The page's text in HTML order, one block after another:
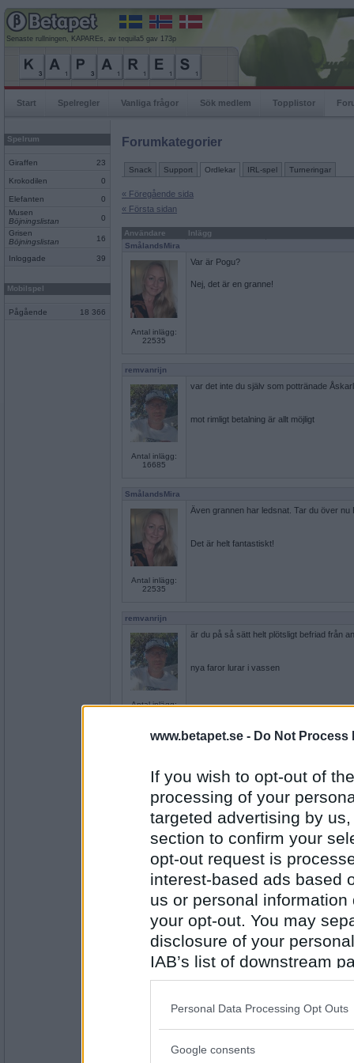
www.betapet.se - Do Not Process
If you wish to opt-out of
processing of your
targeted advertising by
section to confirm your
opt-out request is
interest-based ads based
us or personal
your opt-out. You may
disclosure of your
IAB’s list of downstream
also be disclosed by us
Downstream Participants
Please note that this
Personal Data Processing Opt Outs
Google consents
Senaste rullningen, KAPAREs, av tequila5 gav 173p
Start Spelregler Vanliga frågor Sök medlem Topplistor
Spelrum
Giraffen 23
Krokodilen 0
Elefanten
0
Musen
Böjningslistan
0
Grisen
Böjningslistan
16
Inloggade 39
Mobilspel
Pågående 18 366
Forumkategorier
Snack Support Ordlekar IRL-spel Turneringar
« Föregående sida
« Första sidan
Användare
Inlägg
SmålandsMira
Antal inlägg:
22535
Var är Pogu?
Nej, det är en granne!
remvanrijn
Antal inlägg:
16685
var det inte du själv som pottränade
mot rimligt betalning är allt möjligt
SmålandsMira
Antal inlägg:
22535
Även grannen har ledsnat. Tar du över nu
Det är helt fantastiskt!
remvanrijn
Antal inlägg:
är du på så sätt helt plötsligt befriad från
nya faror lurar i vassen
Antal inlägg:
5687
du först trodde?
Behöver jag verkligen det?
remvanrijn
16685
mankini på Pogu , om du ska bada med
helt vanligt enkelt bondförnuft
vad är det bästa du får ut av "farmen"?